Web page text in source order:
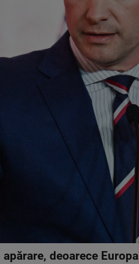
deoarece